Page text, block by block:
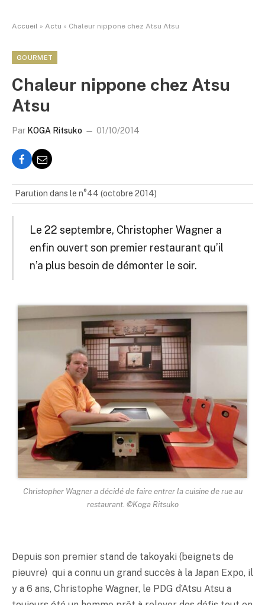
Accueil » Actu » Chaleur nippone chez Atsu Atsu
GOURMET
Chaleur nippone chez Atsu
Atsu
Par KOGA Ritsuko 01/10/2014
Parution dans le n°44 (octobre 2014)
Le 22 septembre, Christopher Wagner a
enfin ouvert son premier restaurant qu’il
n’a plus besoin de démonter le soir.
Christopher Wagner a décidé de faire entrer la cuisine de rue au
restaurant. ©Koga Ritsuko
Depuis son premier stand de takoyaki (beignets de
pieuvre) qui a connu un grand succès à la Japan Expo, il
y a 6 ans, Christophe Wagner, le PDG d’Atsu Atsu a